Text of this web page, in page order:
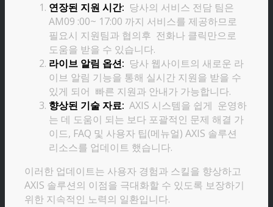
연장된 지원 시간: 당사의 서비스 전담 팀은
AM09 :00~ 17:00 까지 서비스를 제공하므로
필요시 지원팀과 협의후 전화나 클릭만으로
도움을 받을 수 있습니다.
라이브 알림 옵션: 당사 웹사이트의 새로운 라
이브 알림 기능을 통해 실시간 지원을 받을 수
있게 되어 빠른 지원과 안내가 가능합니다.
향상된 기술 자료: AXIS 시스템을 쉽게 운영하
는 데 도움이 되는 보다 포괄적인 문제 해결 가
이드, FAQ 및 사용자 팁(메뉴얼) AXIS 솔루션
리소스를 업데이트 했습니다.
이러한 업데이트는 사용자 경험과 스킬을 향상하고
AXIS 솔루션의 이점을 극대화할 수 있도록 보장하기
위한 지속적인 노력의 일환입니다.